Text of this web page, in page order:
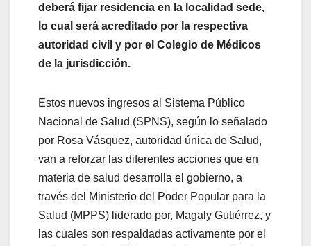
deberá fijar residencia en la localidad sede,
lo cual será acreditado por la respectiva
autoridad civil y por el Colegio de Médicos
de la jurisdicción.
Estos nuevos ingresos al Sistema Público
Nacional de Salud (SPNS), según lo señalado
por Rosa Vásquez, autoridad única de Salud,
van a reforzar las diferentes acciones que en
materia de salud desarrolla el gobierno, a
través del Ministerio del Poder Popular para la
Salud (MPPS) liderado por, Magaly Gutiérrez, y
las cuales son respaldadas activamente por el